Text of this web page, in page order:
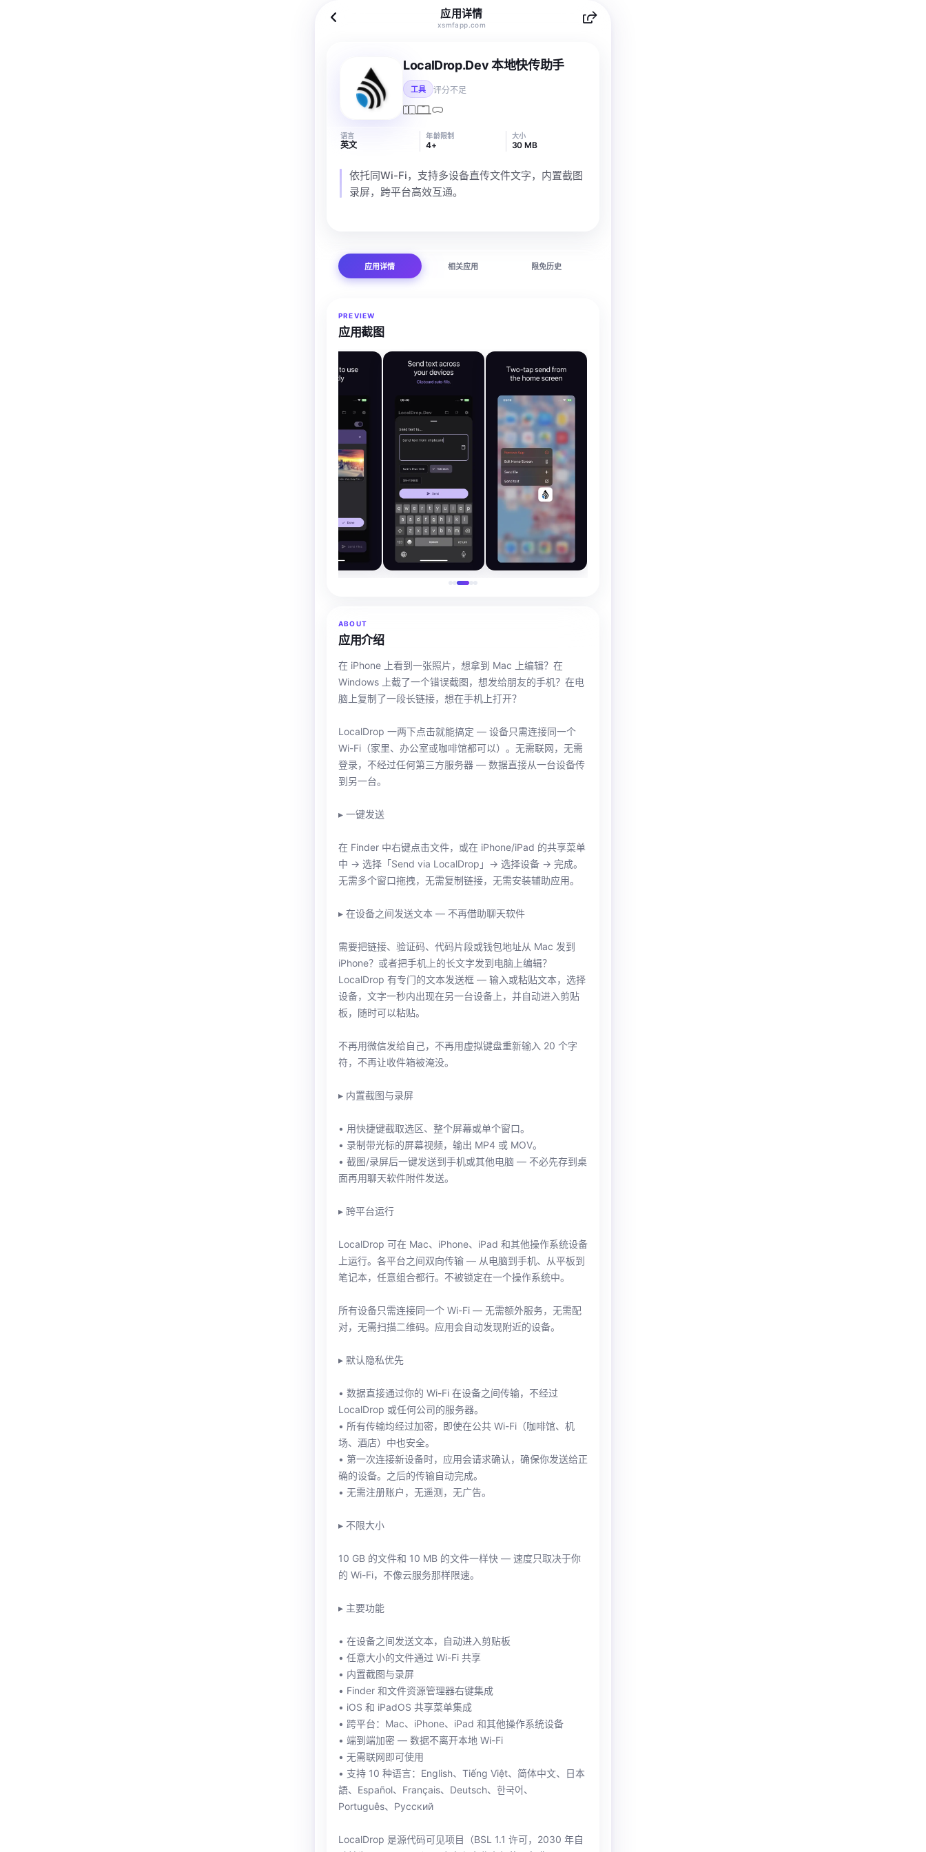
应用详情
xsmfapp.com
LocalDrop.Dev 本地快传助手
工具 评分不足
语言
英文
年龄限制
4+
大小
30 MB
依托同Wi-Fi，支持多设备直传文件文字，内置截图
录屏，跨平台高效互通。
应用详情 相关应用 限免历史
PREVIEW
应用截图
ABOUT
应用介绍
在 iPhone 上看到一张照片，想拿到 Mac 上编辑？在
Windows 上截了一个错误截图，想发给朋友的手机？在电
脑上复制了一段长链接，想在手机上打开？
LocalDrop 一两下点击就能搞定 — 设备只需连接同一个
Wi-Fi（家里、办公室或咖啡馆都可以）。无需联网，无需
登录，不经过任何第三方服务器 — 数据直接从一台设备传
到另一台。
▸ 一键发送
在 Finder 中右键点击文件，或在 iPhone/iPad 的共享菜单
中 → 选择「Send via LocalDrop」→ 选择设备 → 完成。
无需多个窗口拖拽，无需复制链接，无需安装辅助应用。
▸ 在设备之间发送文本 — 不再借助聊天软件
需要把链接、验证码、代码片段或钱包地址从 Mac 发到
iPhone？或者把手机上的长文字发到电脑上编辑？
LocalDrop 有专门的文本发送框 — 输入或粘贴文本，选择
设备，文字一秒内出现在另一台设备上，并自动进入剪贴
板，随时可以粘贴。
不再用微信发给自己，不再用虚拟键盘重新输入 20 个字
符，不再让收件箱被淹没。
▸ 内置截图与录屏
• 用快捷键截取选区、整个屏幕或单个窗口。
• 录制带光标的屏幕视频，输出 MP4 或 MOV。
• 截图/录屏后一键发送到手机或其他电脑 — 不必先存到桌
面再用聊天软件附件发送。
▸ 跨平台运行
LocalDrop 可在 Mac、iPhone、iPad 和其他操作系统设备
上运行。各平台之间双向传输 — 从电脑到手机、从平板到
笔记本，任意组合都行。不被锁定在一个操作系统中。
所有设备只需连接同一个 Wi-Fi — 无需额外服务，无需配
对，无需扫描二维码。应用会自动发现附近的设备。
▸ 默认隐私优先
• 数据直接通过你的 Wi-Fi 在设备之间传输，不经过
LocalDrop 或任何公司的服务器。
• 所有传输均经过加密，即使在公共 Wi-Fi（咖啡馆、机
场、酒店）中也安全。
• 第一次连接新设备时，应用会请求确认，确保你发送给正
确的设备。之后的传输自动完成。
• 无需注册账户，无遥测，无广告。
▸ 不限大小
10 GB 的文件和 10 MB 的文件一样快 — 速度只取决于你
的 Wi-Fi，不像云服务那样限速。
▸ 主要功能
• 在设备之间发送文本，自动进入剪贴板
• 任意大小的文件通过 Wi-Fi 共享
• 内置截图与录屏
• Finder 和文件资源管理器右键集成
• iOS 和 iPadOS 共享菜单集成
• 跨平台：Mac、iPhone、iPad 和其他操作系统设备
• 端到端加密 — 数据不离开本地 Wi-Fi
• 无需联网即可使用
• 支持 10 种语言：English、Tiếng Việt、简体中文、日本
語、Español、Français、Deutsch、한국어、
Português、Русский
LocalDrop 是源代码可见项目（BSL 1.1 许可，2030 年自